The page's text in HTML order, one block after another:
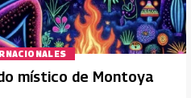
místico de Montoya